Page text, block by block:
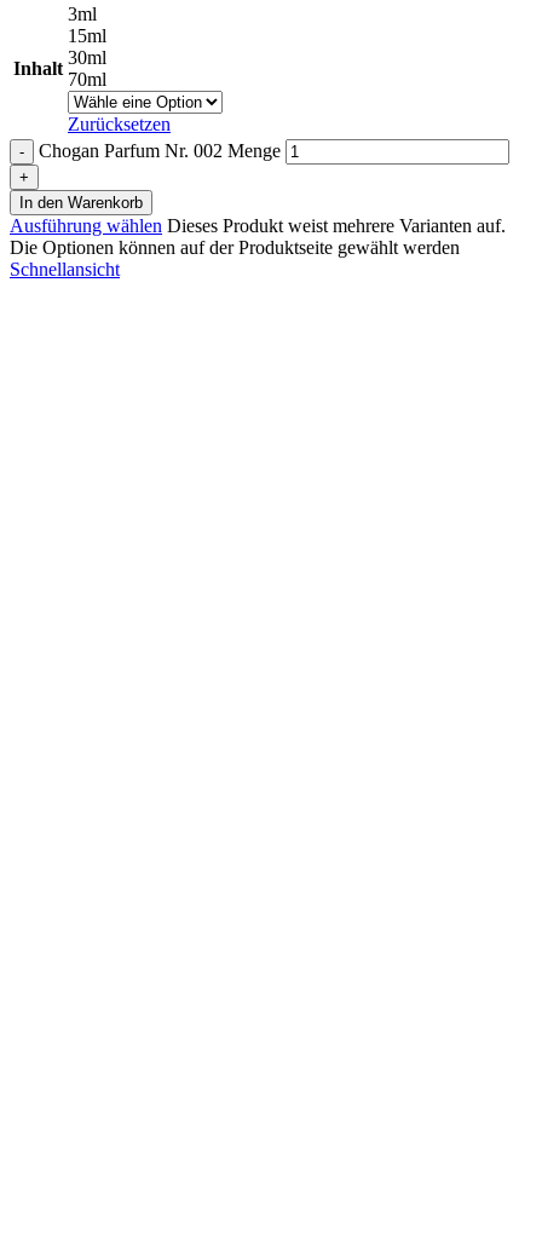
Inhalt
3ml
15ml
30ml
70ml
Zurücksetzen
Chogan Parfum Nr. 002 Menge
In den Warenkorb
Ausführung wählen Dieses Produkt weist mehrere Varianten auf.
Die Optionen können auf der Produktseite gewählt werden
Schnellansicht